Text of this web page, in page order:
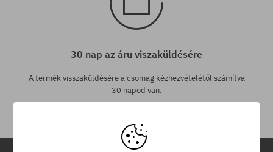
30 nap az áru viszaküldésére
A termék visszaküldésére a csomag kézhezvételétől számítva
30 napod van.